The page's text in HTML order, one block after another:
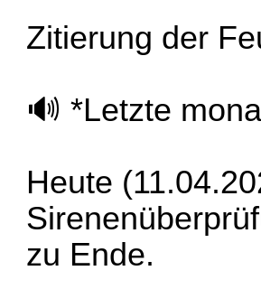
Zitierung der
🔊 *Letzte
Heute
zu Ende.